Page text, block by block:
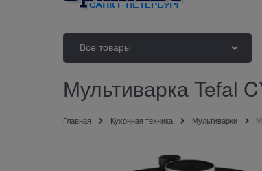
Все товары
Мультиварка Tefal
Главная Кухонная техника Мультиварки